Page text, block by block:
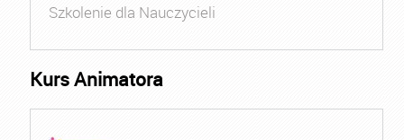
Szkolenie dla Nauczycieli
Kurs Animatora